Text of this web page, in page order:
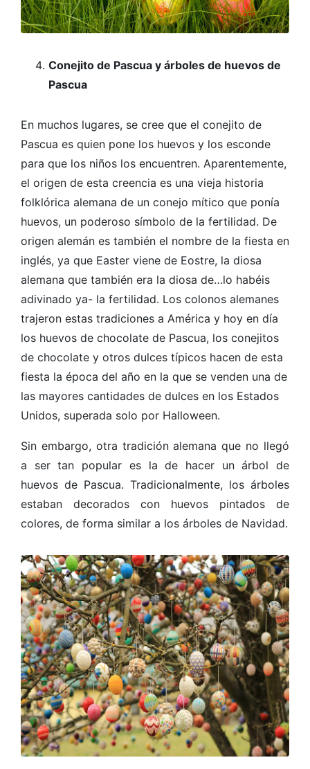
Conejito de Pascua y árboles de huevos de
Pascua
En muchos lugares, se cree que el conejito de
Pascua es quien pone los huevos y los esconde
para que los niños los encuentren. Aparentemente,
el origen de esta creencia es una vieja historia
folklórica alemana de un conejo mítico que ponía
huevos, un poderoso símbolo de la fertilidad. De
origen alemán es también el nombre de la fiesta en
inglés, ya que Easter viene de Eostre, la diosa
alemana que también era la diosa de…lo habéis
adivinado ya- la fertilidad. Los colonos alemanes
trajeron estas tradiciones a América y hoy en día
los huevos de chocolate de Pascua, los conejitos
de chocolate y otros dulces típicos hacen de esta
fiesta la época del año en la que se venden una de
las mayores cantidades de dulces en los Estados
Unidos, superada solo por Halloween.
Sin embargo, otra tradición alemana que no llegó
a ser tan popular es la de hacer un árbol de
huevos de Pascua. Tradicionalmente, los árboles
estaban decorados con huevos pintados de
colores, de forma similar a los árboles de Navidad.